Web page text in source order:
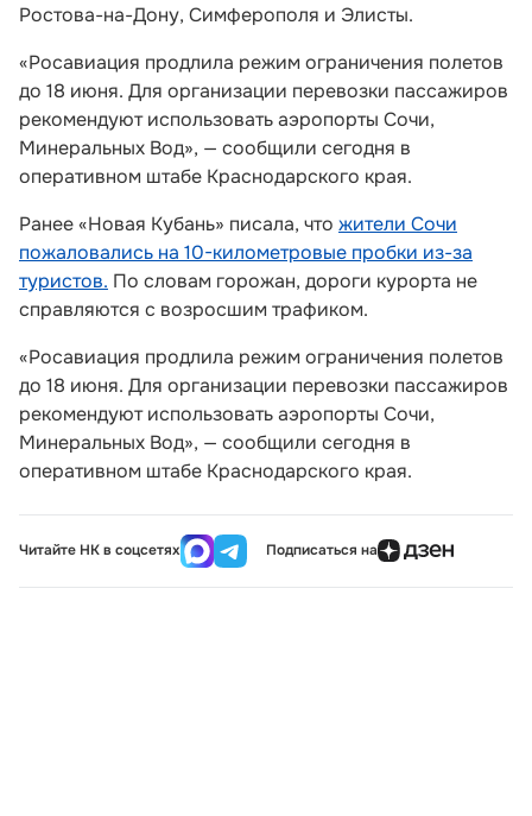
Ростова-на-Дону, Симферополя и Элисты.
«Росавиация продлила режим ограничения полетов
до 18 июня. Для организации перевозки пассажиров
рекомендуют использовать аэропорты Сочи,
Минеральных Вод», — сообщили сегодня в
оперативном штабе Краснодарского края.
Ранее «Новая Кубань» писала, что жители Сочи
пожаловались на 10-километровые пробки из-за
туристов. По словам горожан, дороги курорта не
справляются с возросшим трафиком.
«Росавиация продлила режим ограничения полетов
до 18 июня. Для организации перевозки пассажиров
рекомендуют использовать аэропорты Сочи,
Минеральных Вод», — сообщили сегодня в
оперативном штабе Краснодарского края.
Читайте НК в соцсетях Подписаться на